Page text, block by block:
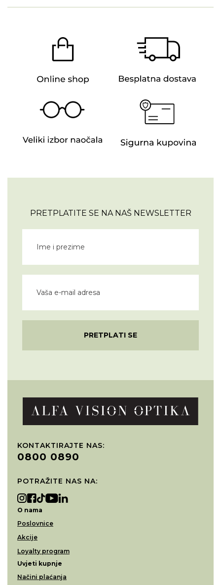
PRETPLATITE SE NA NAŠ NEWSLETTER
PRETPLATI SE
KONTAKTIRAJTE NAS:
0800 0890
POTRAŽITE NAS NA:
O nama
Poslovnice
Akcije
Loyalty program
Uvjeti kupnje
Načini plaćanja